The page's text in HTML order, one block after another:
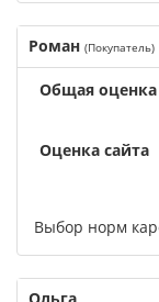
Роман (Покупатель)
Общая оценка
Оценка сайта
Выбор норм